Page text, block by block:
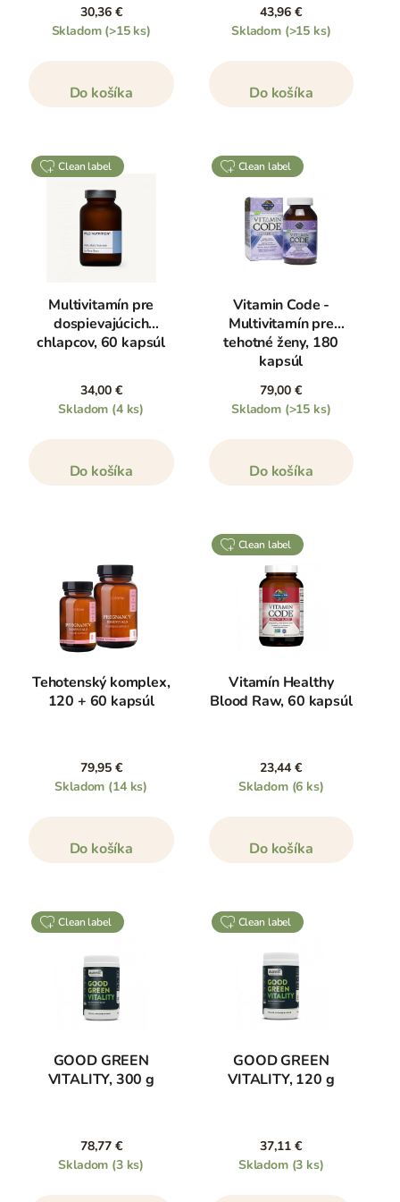
30,36 €
Skladom (>15 ks)
Do košíka
43,96 €
Skladom (>15 ks)
Do košíka
clean label
Multivitamín pre
dospievajúcich
chlapcov, 60 kapsúl
34,00 €
Skladom (4 ks)
Do košíka
clean label
Vitamin Code -
Multivitamín pre
tehotné ženy, 180
kapsúl
79,00 €
Skladom (>15 ks)
Do košíka
Tehotenský komplex,
120 + 60 kapsúl
79,95 €
Skladom (14 ks)
Do košíka
clean label
Vitamín Healthy
Blood Raw, 60 kapsúl
23,44 €
Skladom (6 ks)
Do košíka
clean label
GOOD GREEN
VITALITY, 300 g
78,77 €
Skladom (3 ks)
clean label
GOOD GREEN
VITALITY, 120 g
37,11 €
Skladom (3 ks)